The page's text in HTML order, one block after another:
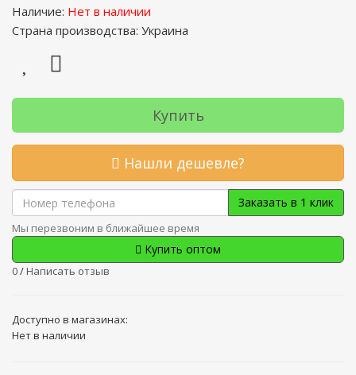
Наличие: Нет в наличии
Страна производства: Украина
Купить
Нашли дешевле?
Заказать в 1 клик
Мы перезвоним в ближайшее время
Купить оптом
0/ Написать отзыв
Доступно в магазинах:
Нет в наличии